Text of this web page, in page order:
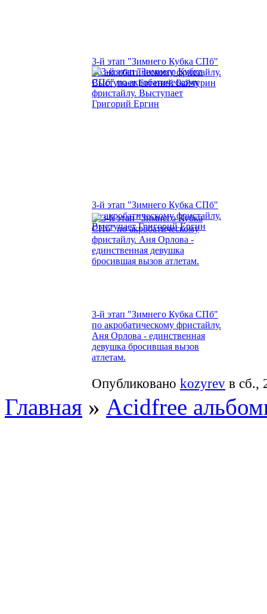
3-й этап "Зимнего Кубка СПб"
по акробатическому фристайлу.
Выступает Евгений Байчурин
3-й этап "Зимнего Кубка СПб"
по акробатическому фристайлу.
Выступает Григорий Ергин
3-й этап "Зимнего Кубка СПб"
по акробатическому фристайлу.
Аня Орлова - единственная
девушка бросившая вызов
атлетам.
Опубликовано kozyrev в сб.,
Главная » Acidfree